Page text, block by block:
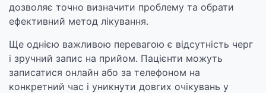
дозволяє точно визначити проблему та обрати
ефективний метод лікування.
Ще однією важливою перевагою є відсутність черг
і зручний запис на прийом. Пацієнти можуть
записатися онлайн або за телефоном на
конкретний час і уникнути довгих очікувань у